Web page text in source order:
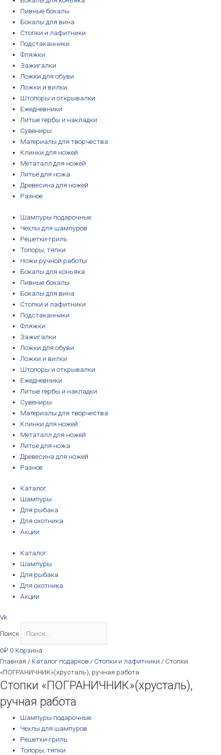
Пивные бокалы
Бокалы для вина
Стопки и лафитники
Подстаканники
Фляжки
Зажигалки
Ложки для обуви
Ложки и вилки
Штопоры и открывалки
Ежедневники
Литые гербы и накладки
Сувениры
Материалы для творчества
Клинки для ножей
Метаталл для ножей
Литье для ножа
Древесина для ножей
Разное
Шампуры подарочные
Чехлы для шампуров
Решетки-гриль
Топоры, тяпки
Ножи ручной работы
Бокалы для коньяка
Пивные бокалы
Бокалы для вина
Стопки и лафитники
Подстаканники
Фляжки
Зажигалки
Ложки для обуви
Ложки и вилки
Штопоры и открывалки
Ежедневники
Литые гербы и накладки
Сувениры
Материалы для творчества
Клинки для ножей
Метаталл для ножей
Литье для ножа
Древесина для ножей
Разное
Каталог
Шампуры
Для рыбака
Для охотника
Акции
Каталог
Шампуры
Для рыбака
Для охотника
Акции
Vk
Поиск
0₽ 0 Корзина
Главная / Каталог подарков / Стопки и лафитники / Стопки
«ПОГРАНИЧНИК»(хрусталь), ручная работа
Стопки «ПОГРАНИЧНИК»(хрусталь),
ручная работа
Шампуры подарочные
Чехлы для шампуров
Решетки-гриль
Топоры, тяпки